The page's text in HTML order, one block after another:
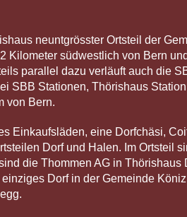
neuntgrösster Ortsteil der
Kilometer südwestlich von Bern
parallel dazu verläuft auch die
SBB Stationen, Thörishaus
von Bern.
Einkaufsläden, eine Dorfchäsi,
Dorf und Halen. Im Ortsteil
die Thommen AG in
Dorf in der Gemeinde